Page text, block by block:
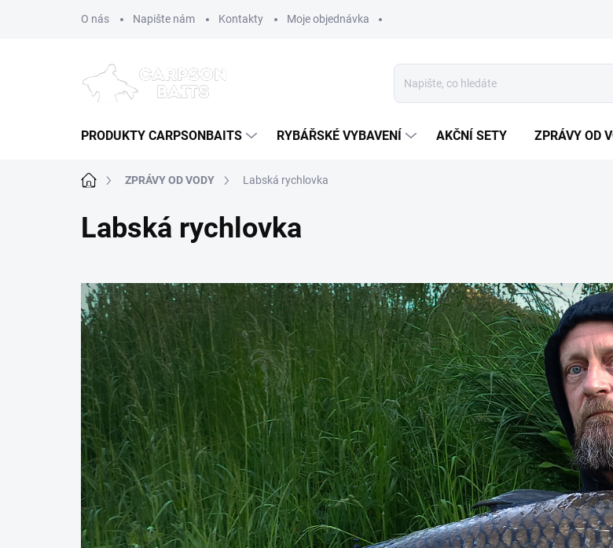
O nás Napište nám Kontakty Moje objednávka
PRODUKTY CARPSONBAITS RYBÁŘSKÉ VYBAVENÍ AKČNÍ SETY ZPRÁVY OD
Domů ZPRÁVY OD VODY Labská rychlovka
Labská rychlovka